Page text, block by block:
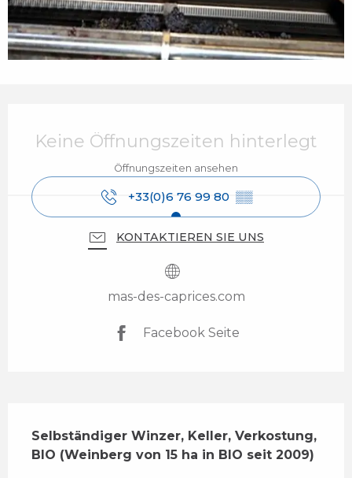
Keine Öffnungszeiten hinterlegt
Öffnungszeiten ansehen
+33(0)6 76 99 80 ▒▒
KONTAKTIEREN SIE UNS
mas-des-caprices.com
Facebook Seite
Selbständiger Winzer, Keller, Verkostung,
BIO (Weinberg von 15 ha in BIO seit 2009)